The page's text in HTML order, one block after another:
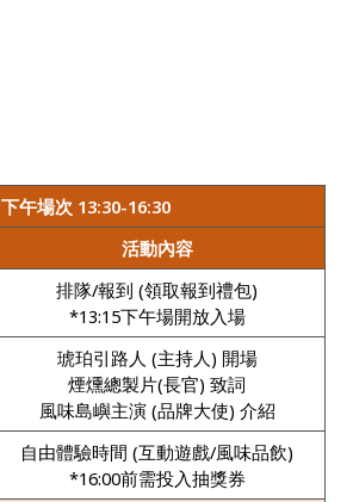
下午場次 13:30-16:30
活動內容
排隊/報到 (領取報到禮包)
*13:15下午場開放入場
琥珀引路人 (主持人) 開場
煙燻總製片(長官) 致詞
風味島嶼主演 (品牌大使) 介紹
自由體驗時間 (互動遊戲/風味品飲)
*16:00前需投入抽獎券